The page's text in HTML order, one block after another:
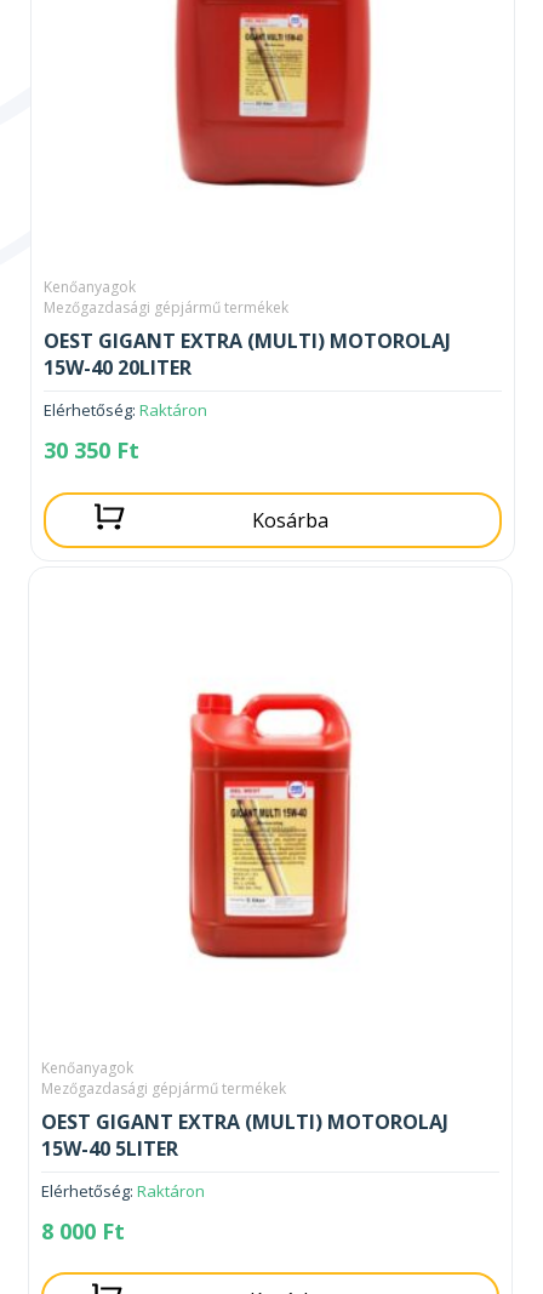
Kenőanyagok
Mezőgazdasági gépjármű termékek
OEST GIGANT EXTRA (MULTI) MOTOROLAJ
15W-40 20LITER
Elérhetőség: Raktáron
30 350 Ft
Kosárba
Kenőanyagok
Mezőgazdasági gépjármű termékek
OEST GIGANT EXTRA (MULTI) MOTOROLAJ
15W-40 5LITER
Elérhetőség: Raktáron
8 000 Ft